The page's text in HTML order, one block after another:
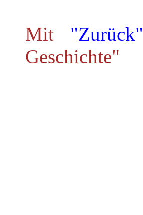
Mit "Zurück"
Geschichte"